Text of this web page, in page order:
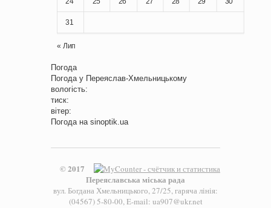
31
« Лип
Погода
Погода у Переяслав-Хмельницькому
вологість:
тиск:
вітер:
Погода на sinoptik.ua
© 2017
Переяславська міська рада
вул. Богдана Хмельницького, 27/25, гаряча лінія:
(04567) 5-80-00, E-mail: ua907@ukr.net